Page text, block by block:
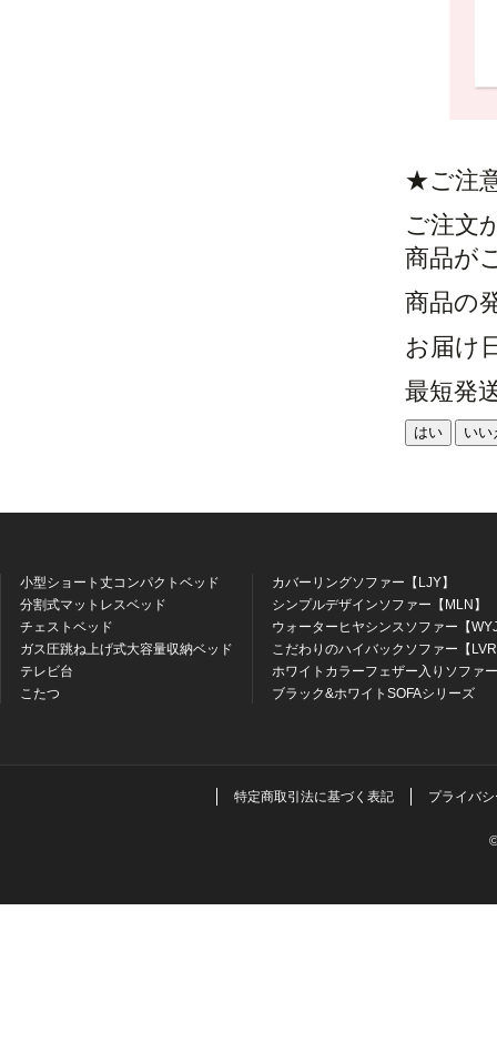
★ご注
ご注文
商品が
商品の
お届け
最短発
はい いい
小型ショート丈コンパクトベッド
分割式マットレスベッド
チェストベッド
ガス圧跳ね上げ式大容量収納ベッド
テレビ台
こたつ
カバーリングソファー【LJY】
シンプルデザインソファー【MLN】
ウォーターヒヤシンスソファー【
こだわりのハイバックソファー【
ホワイトカラーフェザー入りソファ
ブラック&ホワイトSOFAシリーズ
特定商取引法に基づく表記 プライバ